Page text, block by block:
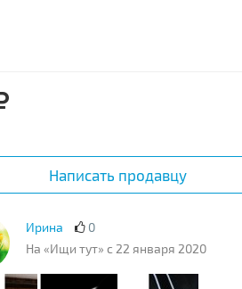
Написать продавцу
Ирина
0
На «Ищи тут» с 22 января 2020